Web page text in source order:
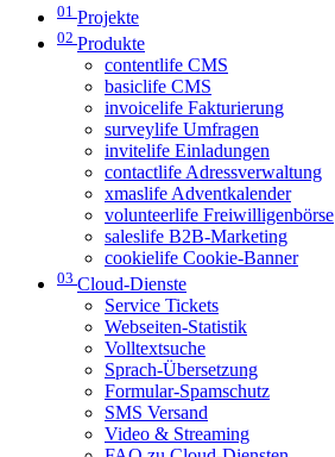
01 Projekte
02 Produkte
contentlife CMS
basiclife CMS
invoicelife Fakturierung
surveylife Umfragen
invitelife Einladungen
contactlife Adressverwaltung
xmaslife Adventkalender
volunteerlife Freiwilligenbörse
saleslife B2B-Marketing
cookielife Cookie-Banner
03 Cloud-Dienste
Service Tickets
Webseiten-Statistik
Volltextsuche
Sprach-Übersetzung
Formular-Spamschutz
SMS Versand
Video & Streaming